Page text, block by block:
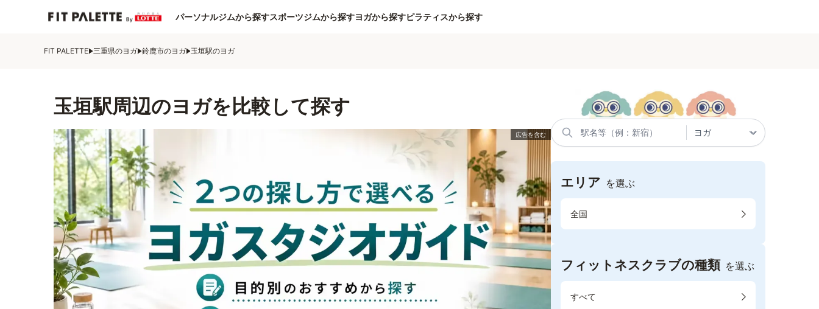
パーソナルジムから探すスポーツジムから探すヨガから探すピラティスから探す
FIT PALETTE 三重県のヨガ 鈴鹿市のヨガ 玉垣駅のヨガ
玉垣駅周辺のヨガを比較して探す
エリア を選ぶ
全国
フィットネスクラブの種類 を選ぶ
すべて